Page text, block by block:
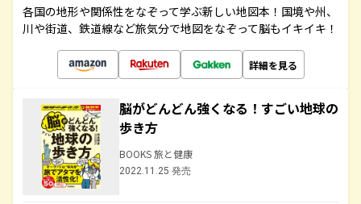
各国の地形や関係性をなぞって学ぶ新しい地図本！国境や州、
川や街道、鉄道線など旅気分で地図をなぞって脳もイキイキ！
詳細を見る
脳がどんどん強くなる！すごい地球の
歩き方
BOOKS 旅と健康
2022.11.25 発売